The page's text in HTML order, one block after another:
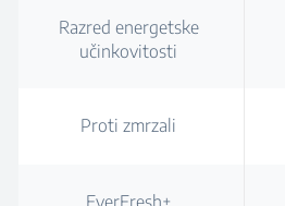
Razred energetske
učinkovitosti
Proti zmrzali
EverFresh+